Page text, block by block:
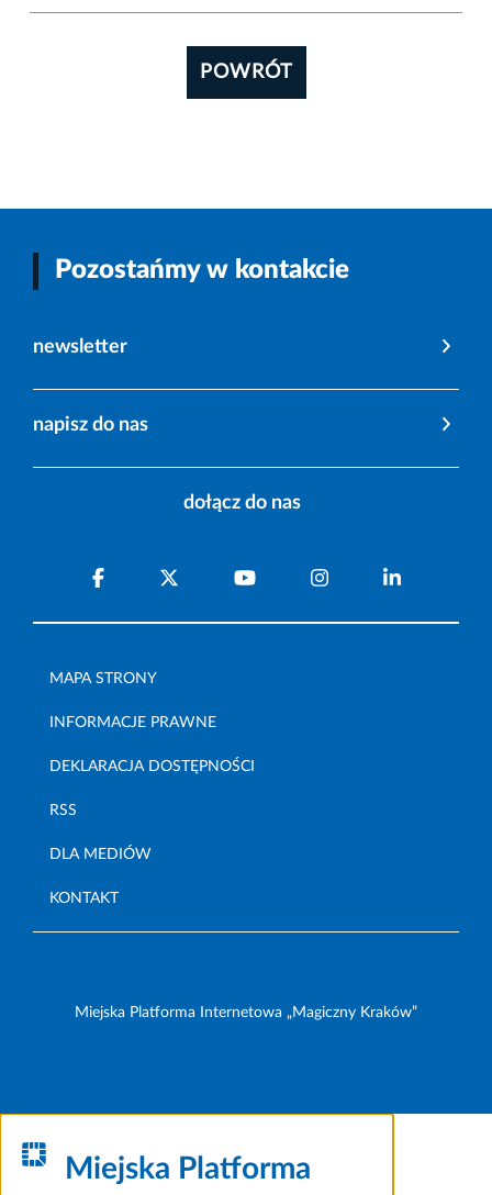
POWRÓT
Pozostańmy w kontakcie
newsletter
napisz do nas
dołącz do nas
MAPA STRONY
INFORMACJE PRAWNE
DEKLARACJA DOSTĘPNOŚCI
RSS
DLA MEDIÓW
KONTAKT
Miejska Platforma Internetowa „Magiczny Kraków”
Miejska Platforma